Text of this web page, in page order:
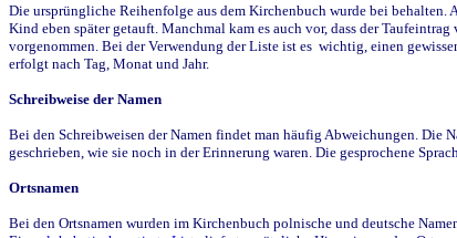
Die ursprüngliche Reihenfolge aus dem Kirchenbuch wurde bei behalten.
Kind eben später getauft. Manchmal kam es auch vor, dass der
vorgenommen. Bei der Verwendung der Liste ist es wichtig, einen
erfolgt nach Tag, Monat und Jahr.
Schreibweise der Namen
Bei den Schreibweisen der Namen findet man häufig Abweichungen. Die
geschrieben, wie sie noch in der Erinnerung waren. Die gesprochene
Ortsnamen
Bei den Ortsnamen wurden im Kirchenbuch polnische und deutsche